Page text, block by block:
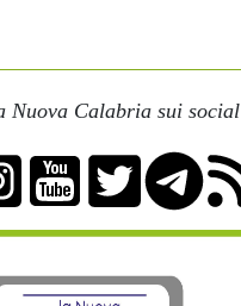
Nuova Calabria sui social